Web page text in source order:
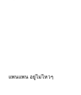
แพนแพน อยู่ไม่ไหวๆ